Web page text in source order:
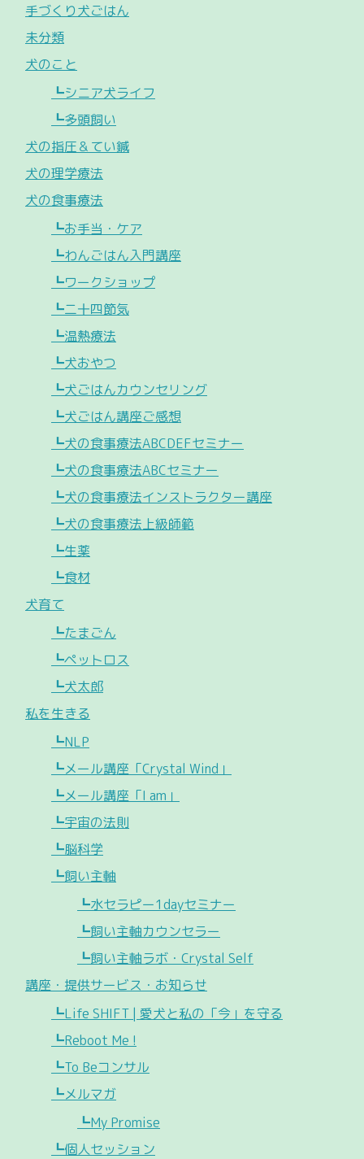
手づくり犬ごはん
未分類
犬のこと
┗シニア犬ライフ
┗多頭飼い
犬の指圧＆てい鍼
犬の理学療法
犬の食事療法
┗お手当・ケア
┗わんごはん入門講座
┗ワークショップ
┗二十四節気
┗温熱療法
┗犬おやつ
┗犬ごはんカウンセリング
┗犬ごはん講座ご感想
┗犬の食事療法ABCDEFセミナー
┗犬の食事療法ABCセミナー
┗犬の食事療法インストラクター講座
┗犬の食事療法上級師範
┗生薬
┗食材
犬育て
┗たまごん
┗ペットロス
┗犬太郎
私を生きる
┗NLP
┗メール講座「Crystal Wind」
┗メール講座「I am」
┗宇宙の法則
┗脳科学
┗飼い主軸
┗水セラピー1dayセミナー
┗飼い主軸カウンセラー
┗飼い主軸ラボ・Crystal Self
講座・提供サービス・お知らせ
┗Life SHIFT | 愛犬と私の「今」を守る
┗Reboot Me !
┗To Beコンサル
┗メルマガ
┗My Promise
┗個人セッション